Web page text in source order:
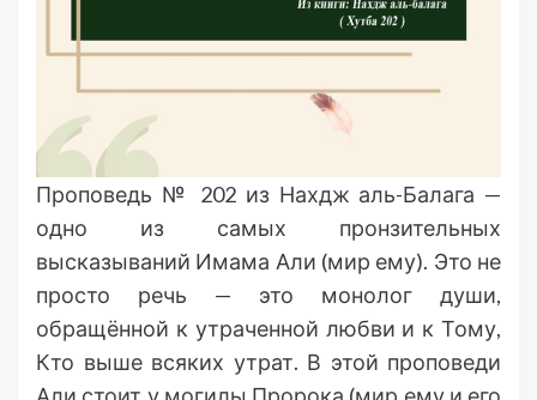
Проповедь № 202 из Нахдж аль-Балага —
одно из самых пронзительных
высказываний Имама Али (мир ему). Это не
просто речь — это монолог души,
обращённой к утраченной любви и к Тому,
Кто выше всяких утрат. В этой проповеди